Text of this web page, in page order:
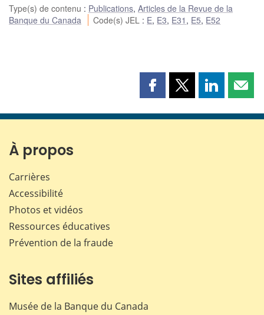
Type(s) de contenu : Publications, Articles de la Revue de la
Banque du Canada
Code(s) JEL : E, E3, E31 , E5, E52
Partager
page
Partager
page
Partager
page page
À propos
Carrières
Accessibilité
Photos et vidéos
Ressources éducatives
Prévention de la fraude
Sites affiliés
Musée de la Banque du Canada